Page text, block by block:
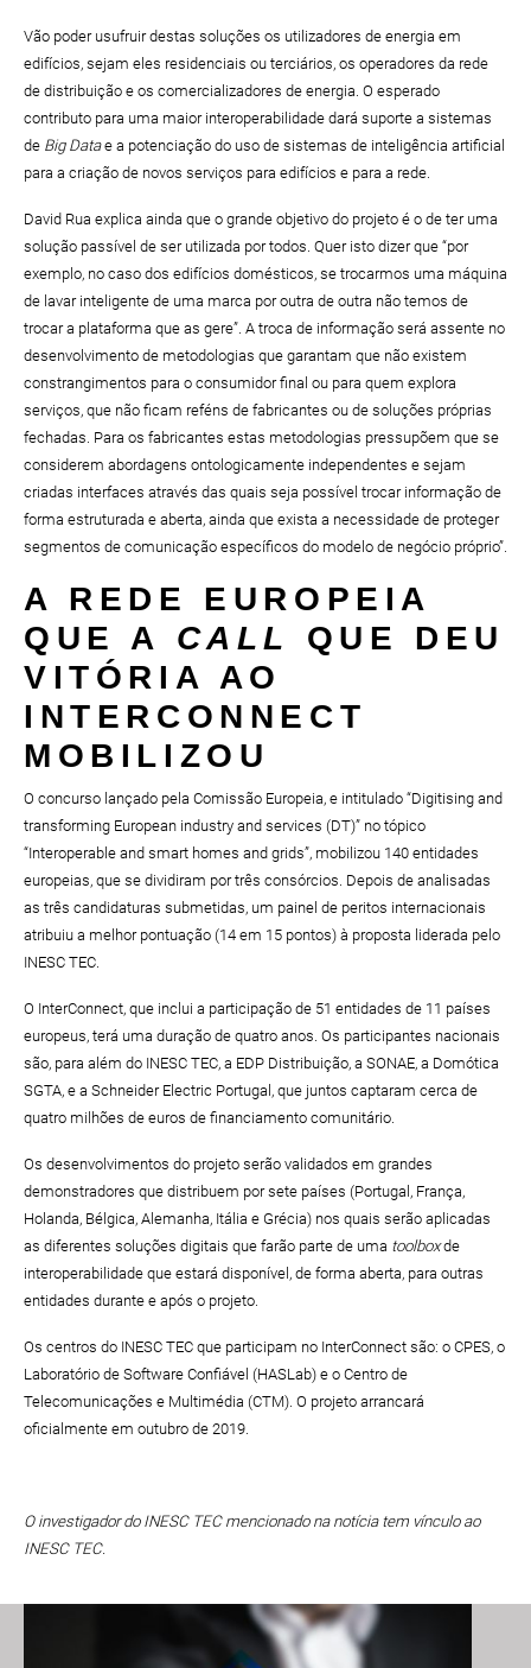
Vão poder usufruir destas soluções os utilizadores de energia em
edifícios, sejam eles residenciais ou terciários, os operadores da rede
de distribuição e os comercializadores de energia. O esperado
contributo para uma maior interoperabilidade dará suporte a sistemas
de Big Datae a potenciação do uso de sistemas de inteligência artificial
para a criação de novos serviços para edifícios e para a rede.
David Rua explica ainda que o grande objetivo do projeto é o de ter uma
solução passível de ser utilizada por todos. Quer isto dizer que “por
exemplo, no caso dos edifícios domésticos, se trocarmos uma máquina
de lavar inteligente de uma marca por outra de outra não temos de
trocar a plataforma que as gere”. A troca de informação será assente no
desenvolvimento de metodologias que garantam que não existem
constrangimentos para o consumidor final ou para quem explora
serviços, que não ficam reféns de fabricantes ou de soluções próprias
fechadas. Para os fabricantes estas metodologias pressupõem que se
considerem abordagens ontologicamente independentes e sejam
criadas interfaces através das quais seja possível trocar informação de
forma estruturada e aberta, ainda que exista a necessidade de proteger
segmentos de comunicação específicos do modelo de negócio próprio”.
A REDE EUROPEIA
QUE A CALL
QUE DEU
VITÓRIA AO
INTERCONNECT
MOBILIZOU
O concurso lançado pela Comissão Europeia, e intitulado “Digitising and
transforming European industry and services (DT)” no tópico
“Interoperable and smart homes and grids”, mobilizou 140 entidades
europeias, que se dividiram por três consórcios. Depois de analisadas
as três candidaturas submetidas, um painel de peritos internacionais
atribuiu a melhor pontuação (14 em 15 pontos) à proposta liderada pelo
INESC TEC.
O InterConnect, que inclui a participação de 51 entidades de 11 países
europeus, terá uma duração de quatro anos. Os participantes nacionais
são, para além do INESC TEC, a EDP Distribuição, a SONAE, a Domótica
SGTA, e a Schneider Electric Portugal, que juntos captaram cerca de
quatro milhões de euros de financiamento comunitário.
Os desenvolvimentos do projeto serão validados em grandes
demonstradores que distribuem por sete países (Portugal, França,
Holanda, Bélgica, Alemanha, Itália e Grécia) nos quais serão aplicadas
as diferentes soluções digitais que farão parte de uma toolboxde
interoperabilidade que estará disponível, de forma aberta, para outras
entidades durante e após o projeto.
Os centros do INESC TEC que participam no InterConnect são: o CPES, o
Laboratório de Software Confiável (HASLab) e o Centro de
Telecomunicações e Multimédia (CTM). O projeto arrancará
oficialmente em outubro de 2019.
O investigador do INESC TEC mencionado na notícia tem vínculo ao
INESC TEC.